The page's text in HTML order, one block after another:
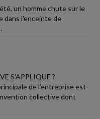
un homme chute sur le
dans l'enceinte de
S'APPLIQUE ?
de l'entreprise est
collective dont